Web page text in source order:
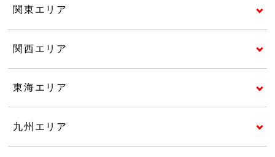
関東エリア
関西エリア
東海エリア
九州エリア